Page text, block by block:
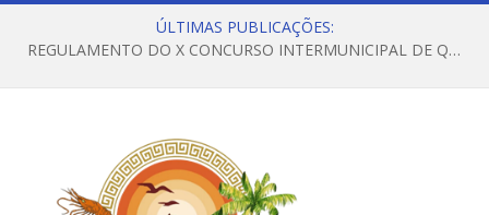
ÚLTIMAS PUBLICAÇÕES:
REGULAMENTO DO X CONCURSO INTERMUNICIPAL DE QUADRILHAS JUNINAS – 2026 – ARRAIÁ DA VENEZA